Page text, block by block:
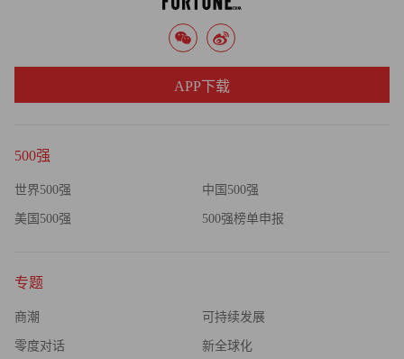
500强
世界500强 中国500强
美国500强 500强榜单申报
专题
商潮 可持续发展
零度对话 新全球化
APP下载